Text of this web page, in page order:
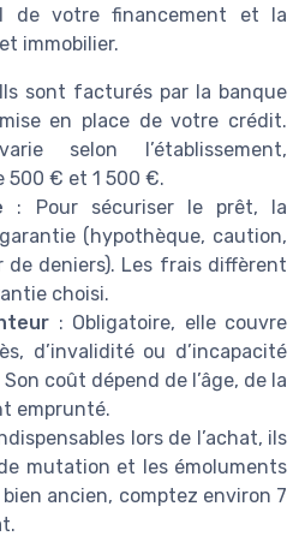
de votre financement et la
immobilier.
sont facturés par la banque
en place de votre crédit.
selon l’établissement,
500 € et 1 500 €.
: Pour sécuriser le prêt, la
(hypothèque, caution,
de deniers). Les frais diffèrent
choisi.
: Obligatoire, elle couvre
d’invalidité ou d’incapacité
coût dépend de l’âge, de la
emprunté.
lors de l’achat, ils
mutation et les émoluments
ancien, comptez environ 7